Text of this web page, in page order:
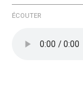
ÉCOUTER